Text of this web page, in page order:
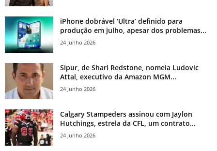
iPhone dobrável ‘Ultra’ definido para
produção em julho, apesar dos problemas...
24 Junho 2026
Sipur, de Shari Redstone, nomeia Ludovic
Attal, executivo da Amazon MGM...
24 Junho 2026
Calgary Stampeders assinou com Jaylon
Hutchings, estrela da CFL, um contrato...
24 Junho 2026